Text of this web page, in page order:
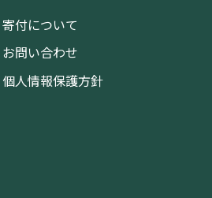
寄付について
お問い合わせ
個人情報保護方針